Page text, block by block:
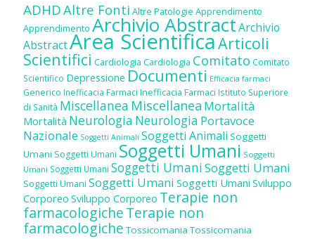
ADHDAltre Fonti Altre Patologie Apprendimento
Apprendimento Archivio AbstractArchivio
AbstractArea ScientificaArticoli
Scientifici Cardiologia Cardiologia Comitato Comitato
Scientifico Depressione Documenti Efficacia farmaci
Generico Inefficacia Farmaci Inefficacia Farmaci Istituto Superiore
di Sanità Miscellanea Miscellanea Mortalità
Mortalità Neurologia Neurologia Portavoce
Nazionale Soggetti Animali Soggetti Animali Soggetti
Umani Soggetti Umani Soggetti Umani Soggetti
Umani Soggetti Umani Soggetti UmaniSoggetti Umani
Soggetti Umani Soggetti Umani Soggetti Umani Sviluppo
Corporeo Sviluppo Corporeo Terapie non
farmacologicheTerapie non
farmacologiche Tossicomania Tossicomania